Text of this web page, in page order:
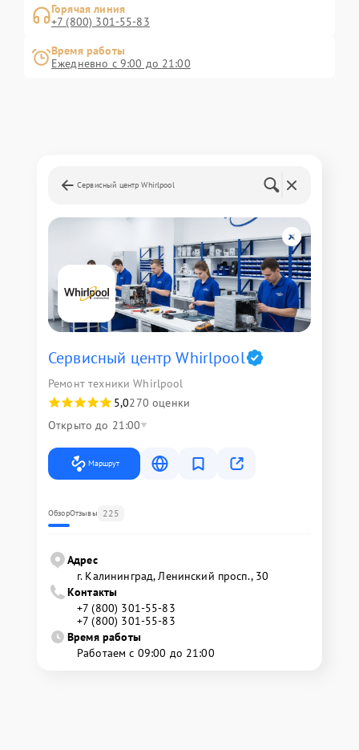
Горячая линия
+7 (800) 301-55-83
Время работы
Ежедневно с 9:00 до 21:00
Сервисный центр Whirlpool
Сервисный центр Whirlpool
Ремонт техники Whirlpool
5,0270 оценки
Открыто до 21:00
Маршрут
ОбзорОтзывы 225
Адрес
г. Калининград, Ленинский просп., 30
Контакты
+7 (800) 301-55-83
+7 (800) 301-55-83
Время работы
Работаем с 09:00 до 21:00